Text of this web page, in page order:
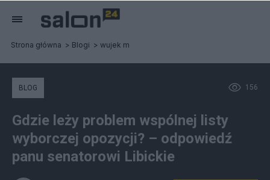
Strona główna Blogi wujek m
156
BLOG
Gdzie leży problem wspólnej listy
wyborczej opozycji? – odpowiedź
panu senatorowi Libickie